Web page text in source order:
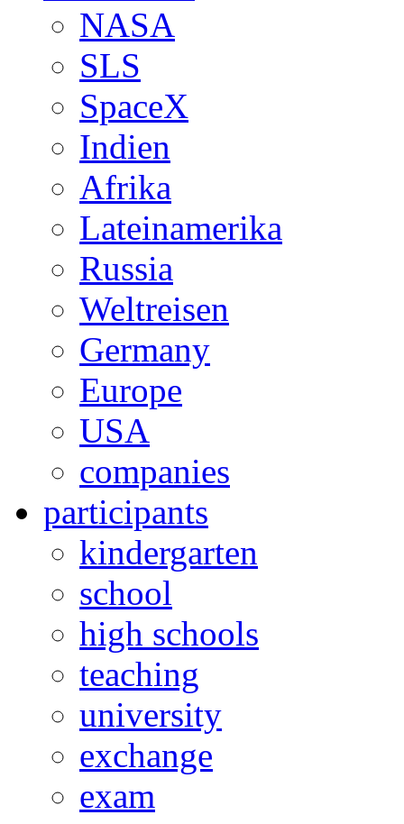
NASA
SLS
SpaceX
Indien
Afrika
Lateinamerika
Russia
Weltreisen
Germany
Europe
USA
companies
participants
kindergarten
school
high schools
teaching
university
exchange
exam